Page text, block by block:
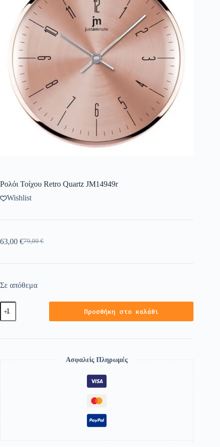
Ρολόι Τοίχου Retro Quartz JM14949r
Wishlist
79,00€
63,00 €
Σε απόθεμα
Προσθήκη στο καλάθι
Ασφαλείς Πληρωμές